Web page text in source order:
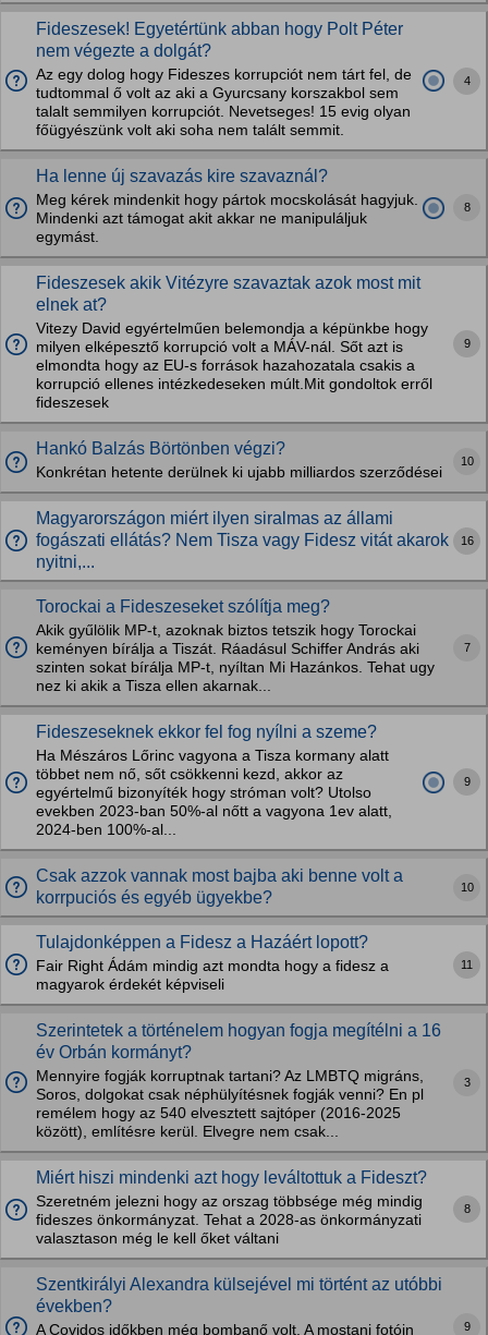
Fideszesek! Egyetértünk abban hogy Polt Péter
nem végezte a dolgát?
Az egy dolog hogy Fideszes korrupciót nem tárt fel, de
tudtommal ő volt az aki a Gyurcsany korszakbol sem
talalt semmilyen korrupciót. Nevetseges! 15 evig olyan
főügyészünk volt aki soha nem talált semmit.
4
Ha lenne új szavazás kire szavaznál?
Meg kérek mindenkit hogy pártok mocskolását hagyjuk.
Mindenki azt támogat akit akkar ne manipuláljuk
egymást.
8
Fideszesek akik Vitézyre szavaztak azok most mit
elnek at?
Vitezy David egyértelműen belemondja a képünkbe hogy
milyen elképesztő korrupció volt a MÁV-nál. Sőt azt is
elmondta hogy az EU-s források hazahozatala csakis a
korrupció ellenes intézkedeseken múlt.Mit gondoltok erről
fideszesek
9
Hankó Balzás Börtönben végzi?
Konkrétan hetente derülnek ki ujabb milliardos szerződései
10
Magyarországon miért ilyen siralmas az állami
fogászati ellátás? Nem Tisza vagy Fidesz vitát akarok
nyitni,...
16
Torockai a Fideszeseket szólítja meg?
Akik gyűlölik MP-t, azoknak biztos tetszik hogy Torockai
keményen bírálja a Tiszát. Ráadásul Schiffer András aki
szinten sokat bírálja MP-t, nyíltan Mi Hazánkos. Tehat ugy
nez ki akik a Tisza ellen akarnak...
7
Fideszeseknek ekkor fel fog nyílni a szeme?
Ha Mészáros Lőrinc vagyona a Tisza kormany alatt
többet nem nő, sőt csökkenni kezd, akkor az
egyértelmű bizonyíték hogy stróman volt? Utolso
evekben 2023-ban 50%-al nőtt a vagyona 1ev alatt,
2024-ben 100%-al...
9
Csak azzok vannak most bajba aki benne volt a
korrpuciós és egyéb ügyekbe?
10
Tulajdonképpen a Fidesz a Hazáért lopott?
Fair Right Ádám mindig azt mondta hogy a fidesz a
magyarok érdekét képviseli
11
Szerintetek a történelem hogyan fogja megítélni a 16
év Orbán kormányt?
Mennyire fogják korruptnak tartani? Az LMBTQ migráns,
Soros, dolgokat csak néphülyítésnek fogják venni? En pl
remélem hogy az 540 elvesztett sajtóper (2016-2025
között), említésre kerül. Elvegre nem csak...
3
Miért hiszi mindenki azt hogy leváltottuk a Fideszt?
Szeretném jelezni hogy az orszag többsége még mindig
fideszes önkormányzat. Tehat a 2028-as önkormányzati
valasztason még le kell őket váltani
8
Szentkirályi Alexandra külsejével mi történt az utóbbi
években?
A Covidos időkben még bombanő volt. A mostani fotóin
9